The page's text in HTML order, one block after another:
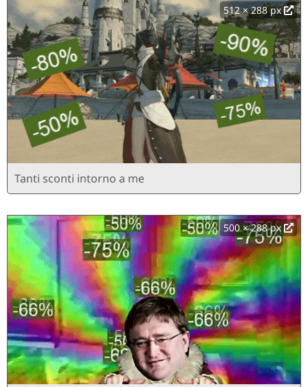
512 × 288 px
Tanti sconti intorno a me
500 × 288 px